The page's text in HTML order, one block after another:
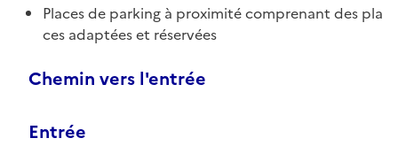
Places de parking à proximité comprenant des pla
ces adaptées et réservées
Chemin vers l'entrée
Entrée